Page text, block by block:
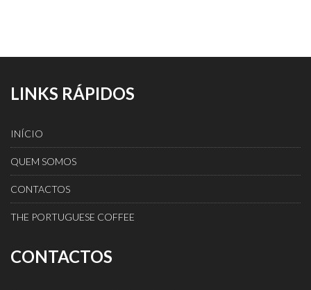
LINKS RÁPIDOS
INÍCIO
QUEM SOMOS
CONTACTOS
THE PORTUGUESE COFFEE
CONTACTOS